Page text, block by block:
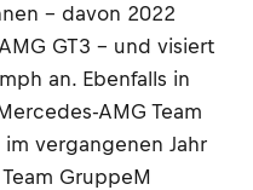
– davon 2022
GT3 – und visiert
an. Ebenfalls in
AMG Team
vergangenen Jahr
GruppeM